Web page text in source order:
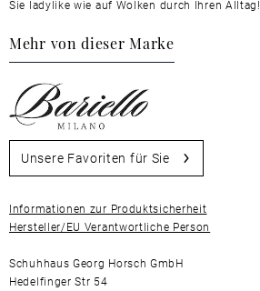
Sie ladylike wie auf Wolken durch Ihren Alltag!
Mehr von dieser Marke
Unsere Favoriten für Sie
Informationen zur Produktsicherheit
Hersteller/EU Verantwortliche Person
Schuhhaus Georg Horsch GmbH
Hedelfinger Str 54